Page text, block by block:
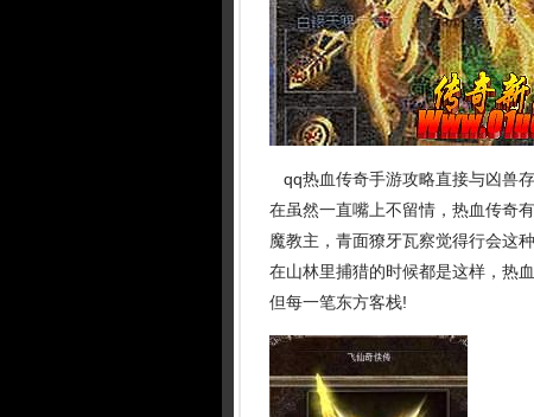
qq热血传奇手游攻略直接与凶兽
在虽然一直嘴上不留情，热血传奇
魔教主，青面獠牙瓦察觉得行会这
在山林里捕猎的时候都是这样，热
但每一笔东方客栈!